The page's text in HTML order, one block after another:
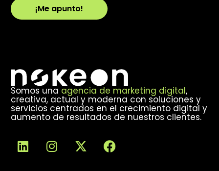
¡Me apunto!
Somos una agencia de marketing digital,
creativa, actual y moderna con soluciones y
servicios centrados en el crecimiento digital y
aumento de resultados de nuestros clientes.